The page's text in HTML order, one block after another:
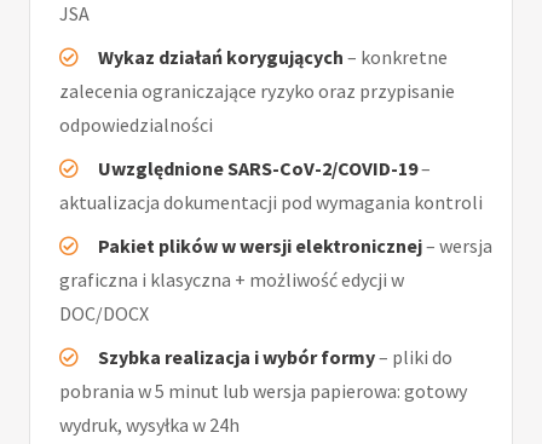
JSA
Wykaz działań korygujących – konkretne
zalecenia ograniczające ryzyko oraz przypisanie
odpowiedzialności
Uwzględnione SARS-CoV-2/COVID-19–
aktualizacja dokumentacji pod wymagania kontroli
Pakiet plików w wersji elektronicznej– wersja
graficzna i klasyczna + możliwość edycji w
DOC/DOCX
Szybka realizacja i wybór formy– pliki do
pobrania w 5 minut lub wersja papierowa: gotowy
wydruk, wysyłka w 24h